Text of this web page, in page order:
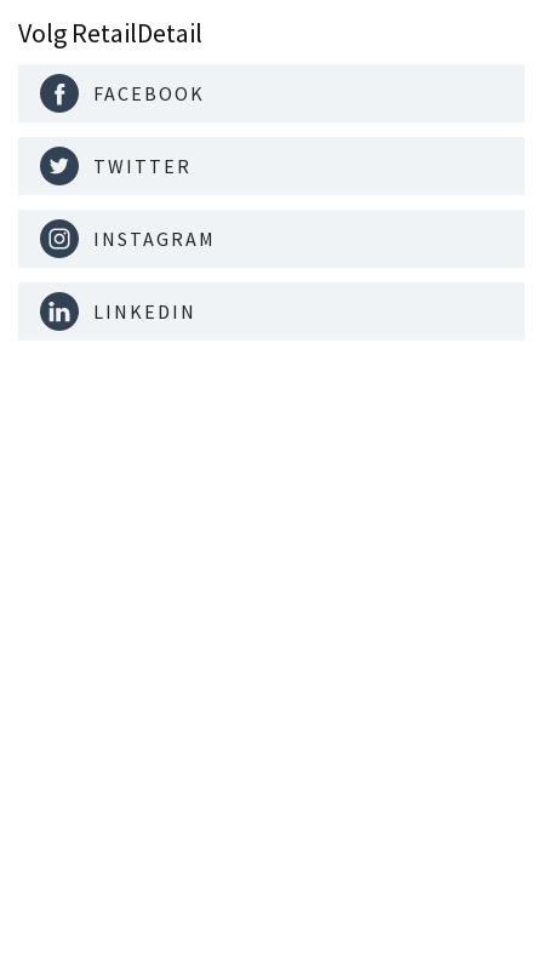
Volg RetailDetail
FACEBOOK
TWITTER
INSTAGRAM
LINKEDIN